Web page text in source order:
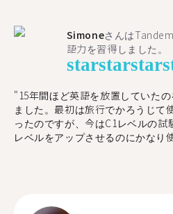
Simoneさんは
語力を習得しました。
starstarstar
"15年間ほど英語を放置していた
ました。最初は旅行でかろうじて
ったのですが、今はC1レベルの
レベルをアップさせるのにかなり